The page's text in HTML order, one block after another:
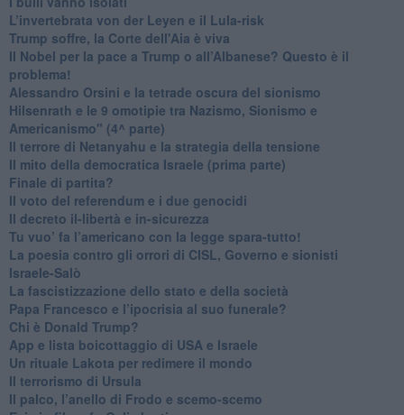
L’invertebrata von der Leyen e il Lula-risk
Trump soffre, la Corte dell'Aia è viva
​Il Nobel per la pace a Trump o all’Albanese? Questo è il
problema!
​Alessandro Orsini e la tetrade oscura del sionismo
​Hilsenrath e le 9 omotipie tra Nazismo, Sionismo e
Americanismo" (4^ parte)
​Il terrore di Netanyahu e la strategia della tensione
Il mito della democratica Israele (prima parte)
​Finale di partita?
​Il voto del referendum e i due genocidi
Il decreto il-libertà e in-sicurezza
Tu vuo’ fa l’americano con la legge spara-tutto!
La poesia contro gli orrori di CISL, Governo e sionisti
Israele-Salò
​La fascistizzazione dello stato e della società
Papa Francesco e l’ipocrisia al suo funerale?
​Chi è Donald Trump?
App e lista boicottaggio di USA e Israele
​Un rituale Lakota per redimere il mondo
Il terrorismo di Ursula
​Il palco, l’anello di Frodo e scemo-scemo